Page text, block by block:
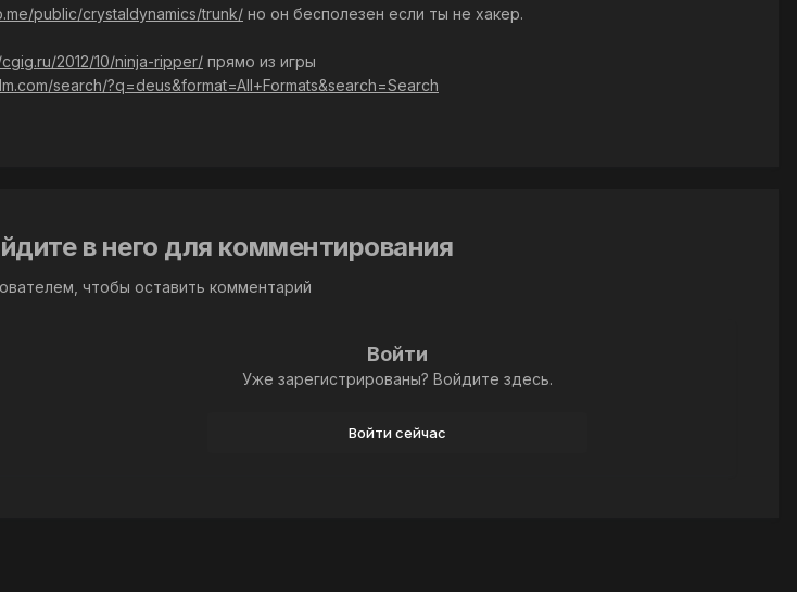
public/crystaldynamics/trunk/ но он бесполезен если ты не хакер.
2012/10/ninja-ripper/ прямо из игры
search/?q=deus&format=All+Formats&search=Search
в него для комментирования
чтобы оставить комментарий
Войти
Уже зарегистрированы? Войдите здесь.
Войти сейчас